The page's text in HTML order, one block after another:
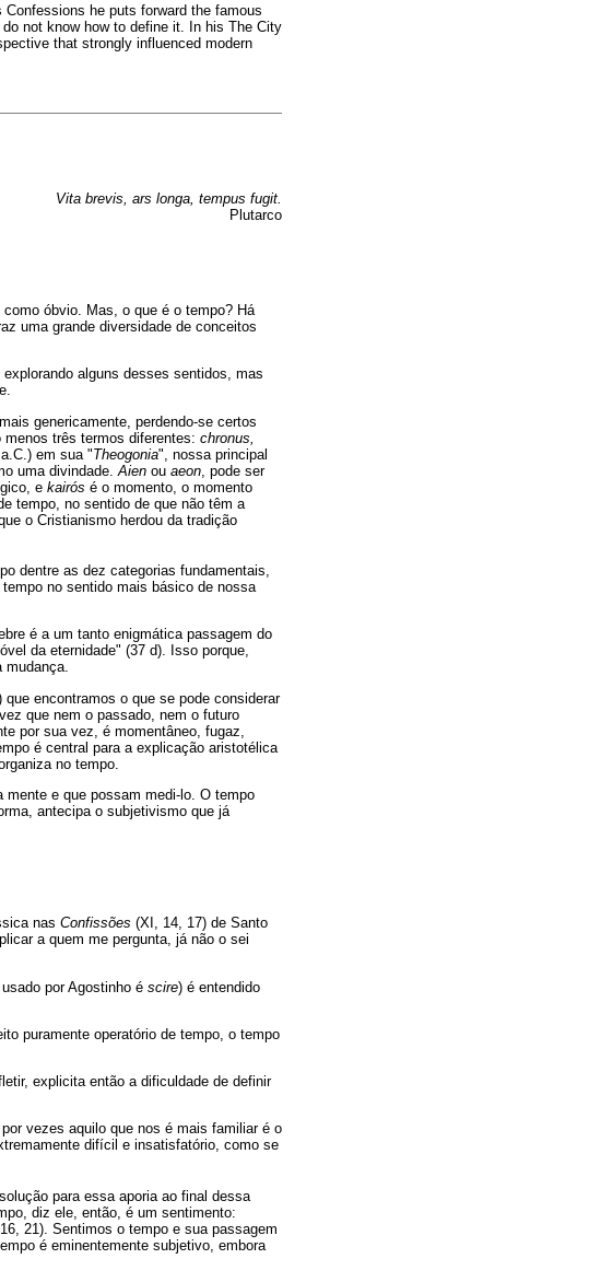
he puts forward the famous
not know how to define it. In his The City
that strongly influenced modern
Vita brevis, ars longa, tempus fugit.
Plutarco
óbvio. Mas, o que é o tempo? Há
uma grande diversidade de conceitos
alguns desses sentidos, mas
genericamente, perdendo-se certos
menos três termos diferentes: chronus,
em sua "Theogonia", nossa principal
uma divindade. Aien ou aeon , pode ser
e kairós é o momento, o momento
tempo, no sentido de que não têm a
o Cristianismo herdou da tradição
dentre as dez categorias fundamentais,
no sentido mais básico de nossa
é a um tanto enigmática passagem do
da eternidade" (37 d). Isso porque,
mudança.
que encontramos o que se pode considerar
que nem o passado, nem o futuro
por sua vez, é momentâneo, fugaz,
é central para a explicação aristotélica
no tempo.
e que possam medi-lo. O tempo
antecipa o subjetivismo que já
nas Confissões (XI, 14, 17) de Santo
a quem me pergunta, já não o sei
por Agostinho é scire) é entendido
puramente operatório de tempo, o tempo
explicita então a dificuldade de definir
por vezes aquilo que nos é mais familiar é o
difícil e insatisfatório, como se
para essa aporia ao final dessa
diz ele, então, é um sentimento:
21). Sentimos o tempo e sua passagem
é eminentemente subjetivo, embora